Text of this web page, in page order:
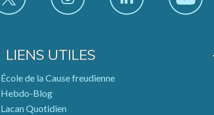
LIENS UTILES
École de la Cause freudienne
Hebdo-Blog
Lacan Quotidien